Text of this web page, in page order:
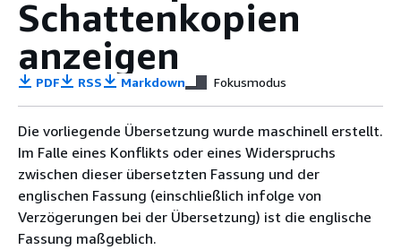
Schattenkopien
anzeigen
PDF RSS Markdown Fokusmodus
Die vorliegende Übersetzung wurde maschinell erstellt.
Im Falle eines Konflikts oder eines Widerspruchs
zwischen dieser übersetzten Fassung und der
englischen Fassung (einschließlich infolge von
Verzögerungen bei der Übersetzung) ist die englische
Fassung maßgeblich.